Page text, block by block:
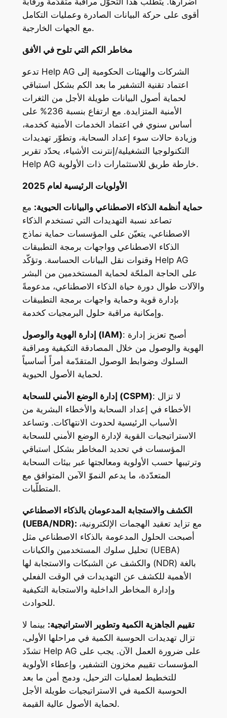
أقوى على حركة البيانات الصادرة وعمليات التكامل
مع الجهات الخارجية.
مخاطر الكم التي تلوح في الأفق
تدعو Help AG الشركات والهيئات الحكومية إلى
اعتماد تقنية التشفير ما بعد الكم بشكل استباقي
لحماية أصول البيانات طويلة الأجل من الثغرات
الأمنية المتزايدة. مع ارتفاع بنسبة 236% على
أساس سنوي في اعتماد الخدمات الأمنية كخدمة،
وزيادة حالات سوء إعداد السحابة، وتطوّر تهديدات
التكنولوجيا التشغيلية/إنترنت الأشياء، يحدّد تقرير
Help AG خارطة طريق للاستثمارات ذات الأولوية.
الأولويات الرئيسية لعام 2025
حماية أنظمة الذكاء الاصطناعي والبيانات الحيوية: مع
تصاعد نسبة التهديدات التي تستخدم الذكاء
الاصطناعي، يتعيّن على المؤسسات حماية نماذج
الذكاء الاصطناعي وواجهات برمجة التطبيقات
وقنوات نقل البيانات الحساسة. وتؤكّد Help AG
على الحاجة الملحّة لحماية المستخدمين من البشر
والآلات طوال دورة حياة الذكاء الاصطناعي، مدعومةً
بإدارة قوية وحماية واجهات برمجة التطبيقات
وإمكانية مراقبة حلول البرمجيات كخدمة.
إدارة الهوية والوصول (IAM): أصبح تعزيز إدارة
الهوية والوصول من خلال المصادقة التكيفية ومراقبة
السلوك وضوابط الوصول المتقدّمة أمراً أساسياً
لحماية الأصول الحيوية.
إدارة الوضع الأمني للسحابة (CSPM): لا تزال
الأخطاء في إعداد السحابة والأخطاء البشرية من
الأسباب الرئيسية لحدوث الانتهاكات. وتساعد
الاستراتيجيات القوية لإدارة الوضع الأمني للسحابة
المؤسسات في تحديد المخاطر بشكل استباقي
وترتيبها حسب الأولوية ومعالجتها عبر بيئات السحابة
المتعدّدة، ما يدعم النموّ الآمن المتوافق مع
المتطلّبات.
الكشف والاستجابة المدعومان بالذكاء الاصطناعي
(UEBA/NDR): مع تزايد تعقيد الهجمات الإلكترونية،
أصبحت الحلول المدعومة بالذكاء الاصطناعي مثل
تحليل سلوك المستخدمين والكيانات (UEBA)
والكشف عن الشبكات والاستجابة لها (NDR) بالغة
الأهمية للكشف عن التهديدات في الوقت الفعلي
وإدارة المخاطر الداخلية والاستجابة التكيفية
للحوادث.
تقييم الجاهزية الكمية وتطوير الاستراتيجية: بينما لا
تزال تهديدات الحوسبة الكمية في مراحلها الأولى،
تشدّد Help AG على ضرورة العمل الآن. يجب على
المؤسسات تقييم مخزون التشفير، وإعطاء الأولوية
للتخطيط لعمليات الترحيل، ودمج أمن ما بعد
الحوسبة الكمية في الاستراتيجيات طويلة الأجل
لحماية الأصول عالية القيمة.